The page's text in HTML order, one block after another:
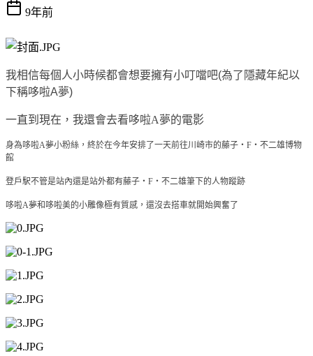
9年前
我相信每個人小時候都會想要擁有小叮噹吧(為了隱藏年紀以
下稱哆啦A夢)
一直到現在，我還會去看哆啦A夢的電影
身為哆啦A夢小粉絲，終於在今年安排了一天前往川崎市的藤子・F・不二雄博物
館
登戶駅不管是站內還是站外都有藤子・F・不二雄筆下的人物蹤跡
哆啦A夢和哆啦美的小雕像極有質感，還沒去搭車就開始興奮了